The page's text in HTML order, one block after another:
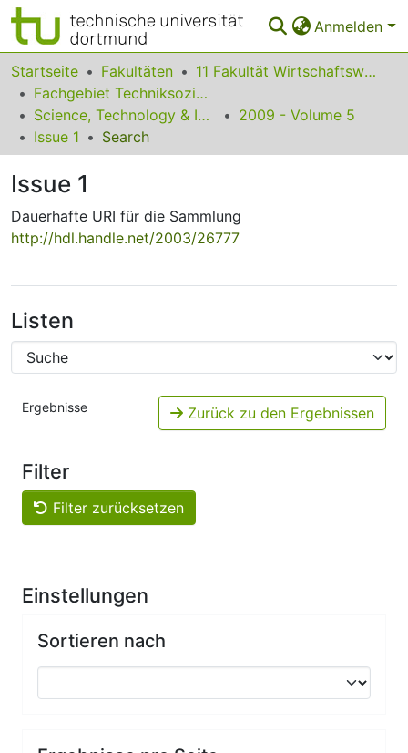
Anmelden
Bereiche & Sammlungen
Das gesamte Repositorium
Statistiken
FAQ
Leitlinien
Zurück zur Startseite
Startseite Fakultäten
11 Fakultät Wirtschaftswissenschaften
Fachgebiet Techniksoziologie
Science, Technology & Innovation Studies
2009 - Volume 5
Issue 1
Search
Issue 1
Dauerhafte URI für die Sammlung
http://hdl.handle.net/2003/26777
Listen
Ergebnisse Zurück zu den Ergebnissen
Filter
Filter zurücksetzen
Einstellungen
Sortieren nach